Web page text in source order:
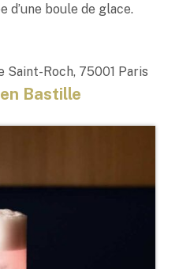
d’une boule de glace.
Saint-Roch, 75001 Paris
Bastille